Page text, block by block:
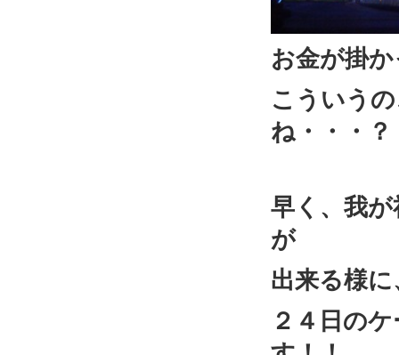
お金が掛
こういう
ね・・・？
早く、我
が
出来る様
２４日の